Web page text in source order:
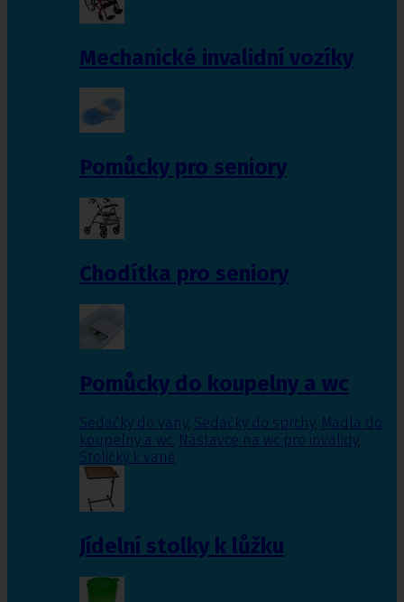
Mechanické invalidní vozíky
Pomůcky pro seniory
Chodítka pro seniory
Pomůcky do koupelny a wc
Sedačky do vany, Sedačky do sprchy, Madla do
koupelny a wc, Nástavce na wc pro invalidy,
Stoličky k vaně
Jídelní stolky k lůžku